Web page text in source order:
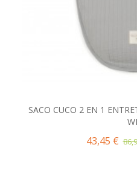
SACO CUCO 2 EN 1
43,45 €